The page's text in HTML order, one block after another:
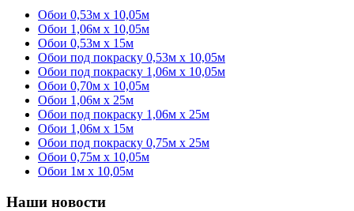
Обои 0,53м x 10,05м
Обои 1,06м х 10,05м
Обои 0,53м x 15м
Обои под покраску 0,53м x 10,05м
Обои под покраску 1,06м х 10,05м
Обои 0,70м x 10,05м
Обои 1,06м x 25м
Обои под покраску 1,06м x 25м
Обои 1,06м x 15м
Обои под покраску 0,75м x 25м
Обои 0,75м x 10,05м
Обои 1м х 10,05м
Наши новости